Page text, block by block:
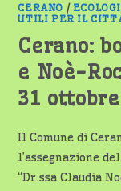
CERANO /
UTILI PER IL
Cerano:
e Noè-
31 ottobre
Il Comune di
l’assegnazione
“Dr.ssa Claudia